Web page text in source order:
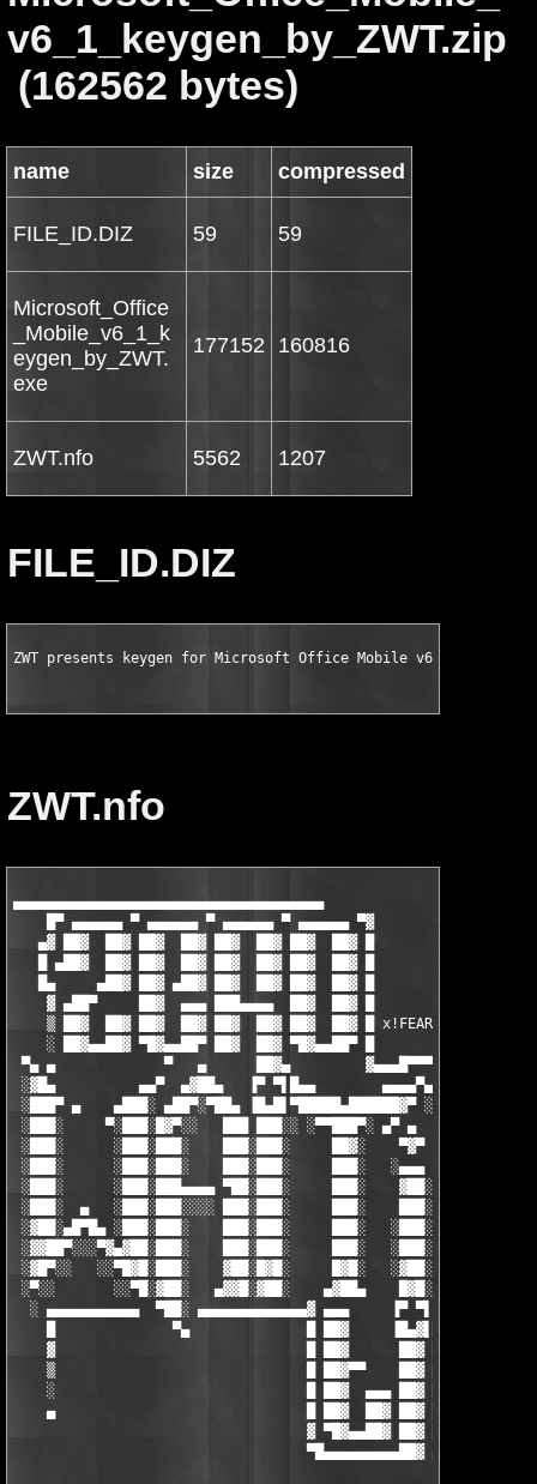
v6_1_keygen_by_ZWT.zip
(162562 bytes)
name size compressed
FILE_ID.DIZ 59 59
Microsoft_Office
_Mobile_v6_1_k
eygen_by_ZWT.
exe
177152 160816
ZWT.nfo 5562 1207
FILE_ID.DIZ
ZWT presents keygen for Microsoft Office Mobile v6.1 Polish
ZWT.nfo
▄▄▄▄▄▄▄▄▄▄▄▄▄▄▄▄▄▄▄▄▄▄▄▄▄▄▄▄▄▄▄▄▄▄▄▄▄
    █▀ ▄▄▄▄▄▄ ▀ ▄▄▄▄▄▄ ▀ ▄▄▄▄▄▄ ▀ ▄▄▄▄▄▄ ▀▓
   ▄▓ ██▓  ██▓ ██▓  ██▓ ██▓  ██▓ ██▓  ██▓ █
   █ ▄██▓  ██▓ ██▓  ██▓ ██▓  ██▓ ██▓  ██▓ █
   █▄     ▄██▓ ██▓ ▄██▓ ██▓  ██▓ ██▓  ██▓ █
    ▓ ▄██▀     ██▓  ▄▄▄ ███▄▄▄▄  ██▓  ██▓ █
    ▒ ██▓  ██▓ ██▓  ██▓ ██▓  ██▓ ██▓  ██▓ █ x!FEAR
    ░ ██▓▄▄██▓ ▀█▓▄▄██▀ ██▓  ██▓ ▀█▓▄▄██▀ █
▀▄ ▄             ▀   ▄      ██▓▄         ▓▄▄▄█▀▀▀ ▀
░▓█▄          ▄▄▀  ▄▓██▄   ▐▀ ▀▌█▄▄        ▄▄▄▄▀▄
░███▀ ▄    ▄███░ ▄██▀░▀██▄ ▐█▄█▌▀█████▄██████▓▀ ░█▄        ░
░███░     ▀░███░█▓▀░░   ███ ███░░ ░▀▀███▀░ ▄▀ ▄  ▐█▓
░███░      ░███░███░    ███░███░     ██▓░    ▀▓▀ ░███▄
░███░      ░███░███░    ███░███░     ███░   ░▄▄▄  ████▓▄
░███░      ░███░███▄▄▄▄ ▀██░███░     ███░    ▓██░ ███░▀██▄
░███░  ▄   ░███░███░░░░ ███░███░     ███░    ███░ ███░
░▓██░▄█▀█▄ ░███░███░    ███░███░     ███░   ░███░ ███░  ░
░▓▓██▀░░░▀▓▄▓██░███░    ███░███░     ███░   ░███░ █▓█░
░▓█▀░░   ░░▀█▓█░███░    ▓██░█▓█░     █▓█░   ░▓██░ ▓██░
░▀░░       ░░▀█░▓██░   ▄▓▓█░▓██░    ▄▓██▄    █▓█░ █▓█░░
░ ▄▄▄▄▄▄▄▄▄▄▄  ▀██░ ▄▄▄▄▄▄▄▄▄▄▄▄▄▓ ▄▄▄     ▐▀ ▀▌ ▄▄▄▄▄
█              ▀▄              █ ██▓     ▐█▄▓▌██▓  ██▓
▓                              █ ██▓      ██▓ ██▓  ██▓
▒                              █ ██▓▀▀    ██▓ ██▓  ██▓
░                              █ ██▓  ▄▄▄ ██▓ ██▓  ██▓
▄                              █ ██▓  ██▓ ██▓ ██▓  ██▓
▓ ▀█▓▄▄██▓ ██▓ ██▓  ██▓
▀█▄▄▄▄▄▄▄▄▄██▓